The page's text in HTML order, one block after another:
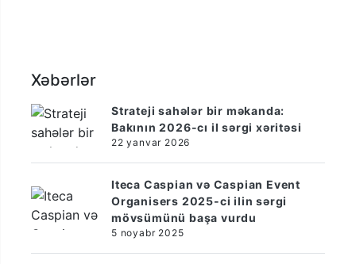
Xəbərlər
Strateji sahələr bir məkanda:
Bakının 2026-cı il sərgi xəritəsi
22 yanvar 2026
Iteca Caspian və Caspian Event
Organisers 2025-ci ilin sərgi
mövsümünü başa vurdu
5 noyabr 2025